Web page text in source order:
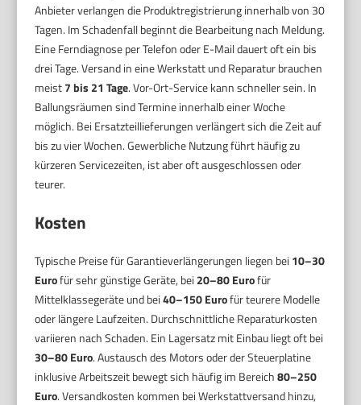
Anbieter verlangen die Produktregistrierung innerhalb von 30
Tagen. Im Schadenfall beginnt die Bearbeitung nach Meldung.
Eine Ferndiagnose per Telefon oder E-Mail dauert oft ein bis
drei Tage. Versand in eine Werkstatt und Reparatur brauchen
meist7 bis 21 Tage. Vor-Ort-Service kann schneller sein. In
Ballungsräumen sind Termine innerhalb einer Woche
möglich. Bei Ersatzteillieferungen verlängert sich die Zeit auf
bis zu vier Wochen. Gewerbliche Nutzung führt häufig zu
kürzeren Servicezeiten, ist aber oft ausgeschlossen oder
teurer.
Kosten
Typische Preise für Garantieverlängerungen liegen bei 10–30
Eurofür sehr günstige Geräte, bei 20–80 Eurofür
Mittelklassegeräte und bei40–150 Eurofür teurere Modelle
oder längere Laufzeiten. Durchschnittliche Reparaturkosten
variieren nach Schaden. Ein Lagersatz mit Einbau liegt oft bei
30–80 Euro. Austausch des Motors oder der Steuerplatine
inklusive Arbeitszeit bewegt sich häufig im Bereich80–250
Euro. Versandkosten kommen bei Werkstattversand hinzu,